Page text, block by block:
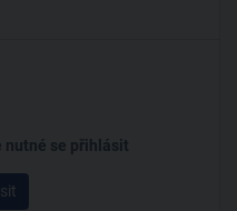
nutné se přihlásit